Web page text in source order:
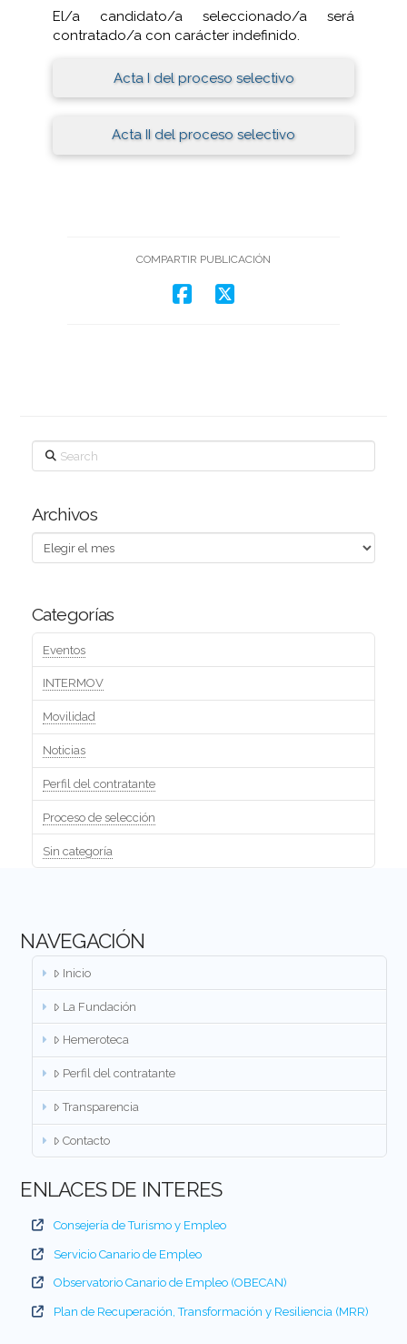
El/a candidato/a seleccionado/a será
contratado/a con carácter indefinido.
Acta I del proceso selectivo
Acta II del proceso selectivo
COMPARTIR PUBLICACIÓN
Search
Archivos
Archivos
Categorías
Eventos
INTERMOV
Movilidad
Noticias
Perfil del contratante
Proceso de selección
Sin categoría
NAVEGACIÓN
Inicio
La Fundación
Hemeroteca
Perfil del contratante
Transparencia
Contacto
ENLACES DE INTERES
Consejería de Turismo y Empleo
Servicio Canario de Empleo
Observatorio Canario de Empleo (OBECAN)
Plan de Recuperación, Transformación y Resiliencia (MRR)